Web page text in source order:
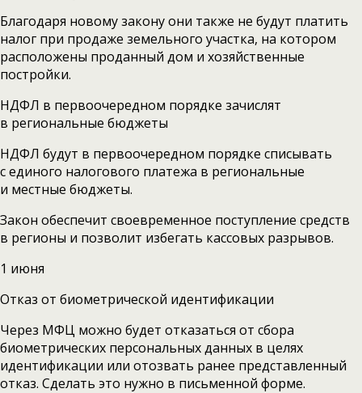
Благодаря новому закону они также не будут платить
налог при продаже земельного участка, на котором
расположены проданный дом и хозяйственные
постройки.
НДФЛ в первоочередном порядке зачислят
в региональные бюджеты
НДФЛ будут в первоочередном порядке списывать
с единого налогового платежа в региональные
и местные бюджеты.
Закон обеспечит своевременное поступление средств
в регионы и позволит избегать кассовых разрывов.
1 июня
Отказ от биометрической идентификации
Через МФЦ можно будет отказаться от сбора
биометрических персональных данных в целях
идентификации или отозвать ранее представленный
отказ. Сделать это нужно в письменной форме.